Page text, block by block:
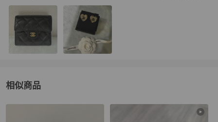
相似商品
更多相似Chanel女士錢包 / 小皮件推薦精品